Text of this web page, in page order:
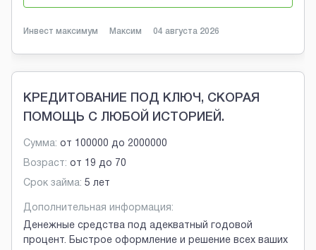
Инвест максимум Максим 04 августа 2026
КРЕДИТОВАНИЕ ПОД КЛЮЧ, СКОРАЯ
ПОМОЩЬ С ЛЮБОЙ ИСТОРИЕЙ.
Сумма: от 100000 до 2000000
Возраст: от 19 до 70
Срок займа: 5 лет
Дополнительная информация:
Денежные средства под адекватный годовой
процент. Быстрое оформление и решение всех ваших